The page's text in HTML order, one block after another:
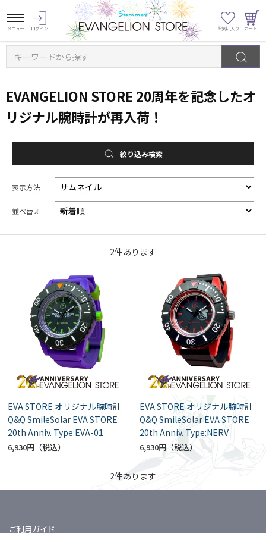
キーワードから探す
EVANGELION STORE 20周年を記念したオ
リジナル腕時計が再入荷！
絞り込み検索
表示方法
並べ替え
2件あります
EVA STORE オリジナル腕時計
Q&Q SmileSolar EVA STORE
20th Anniv. Type:EVA-01
6,930円
EVA STORE オリジナル腕時計
Q&Q SmileSolar EVA STORE
20th Anniv. Type:NERV
6,930円
2件あります
ご利用ガイド